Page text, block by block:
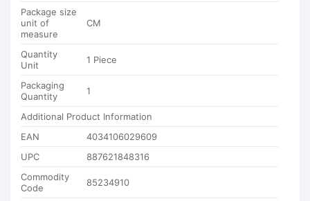
Package size
unit of
measure
CM
Quantity
Unit
1 Piece
Packaging
Quantity
1
Additional Product Information
EAN
4034106029609
UPC
887621848316
Commodity
Code
85234910